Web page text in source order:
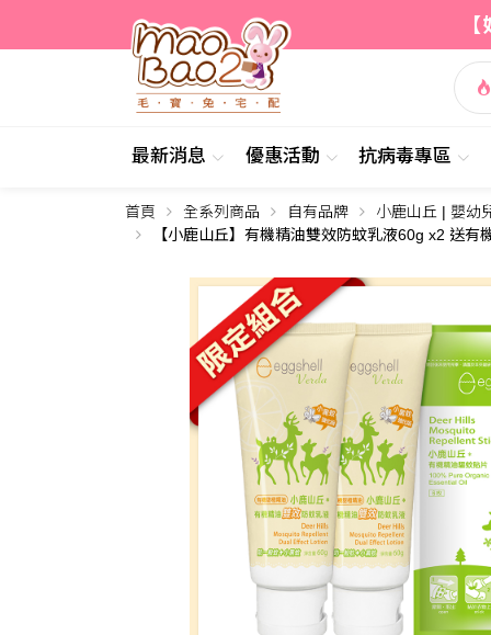
最新消息 優惠活動 抗病毒專區
簡介 詳情
首頁 全系列商品 自有品牌
小鹿山丘 | 嬰幼
【小鹿山丘】有機精油雙效防蚊乳液60g x2 送